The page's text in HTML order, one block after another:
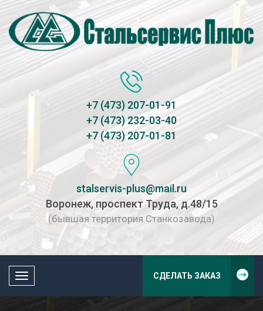
+7 (473) 207-01-91
+7 (473) 232-03-40
+7 (473) 207-01-81
stalservis-plus@mail.ru
Воронеж, проспект Труда, д.48/15
(бывшая территория Станкозавода)
Toggle
СДЕЛАТЬ ЗАКАЗ